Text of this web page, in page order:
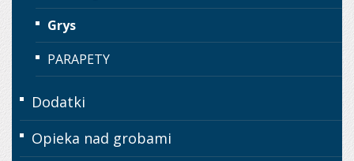
Grys
PARAPETY
Dodatki
Opieka nad grobami